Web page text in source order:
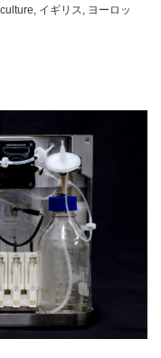
, イギリス, ヨーロッ